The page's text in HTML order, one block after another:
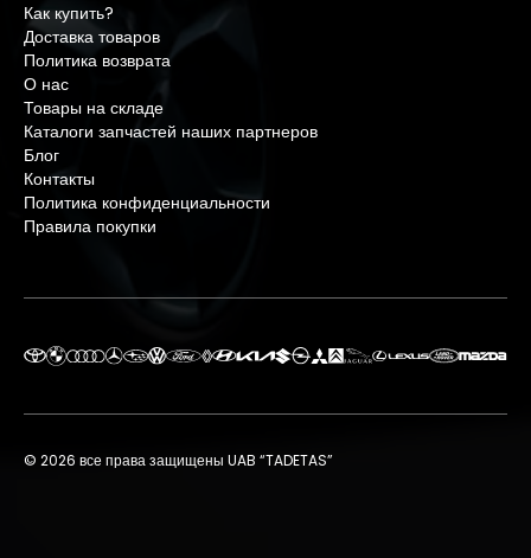
Как купить?
Доставка товаров
Политика возврата
О нас
Товары на складе
Каталоги запчастей наших партнеров
Блог
Контакты
Политика конфиденциальности
Правила покупки
© 2026 все права защищены UAB “TADETAS”